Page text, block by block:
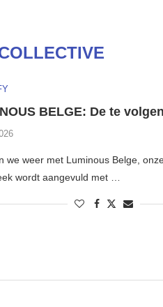
BELGE: De te
we weer met Luminous Belge,
wordt aangevuld met …